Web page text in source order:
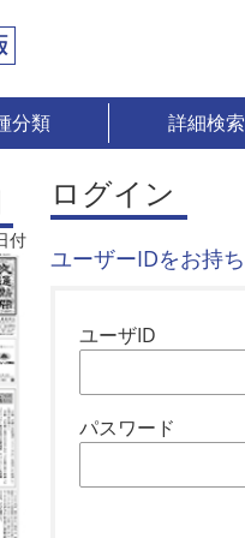
分類 詳細検索
付
ログイン
ユーザーIDをお持
ユーザID
パスワード